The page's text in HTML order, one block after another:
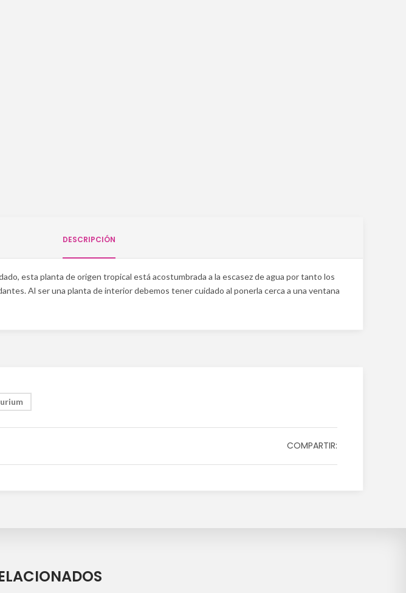
DESCRIPCIÓN
esta planta de origen tropical está acostumbrada a la escasez de agua por tanto los
Al ser una planta de interior debemos tener cuidado al ponerla cerca a una ventana
COMPARTIR: